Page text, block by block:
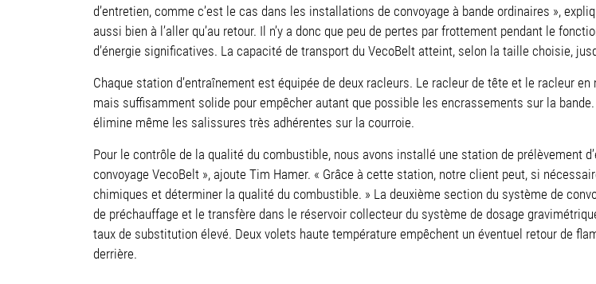
d’entretien, comme c’est le cas dans les installations de convoyage à bande ordinaires »,
aussi bien à l’aller qu’au retour. Il n’y a donc que peu de pertes par frottement pendant le
d’énergie significatives. La capacité de transport du VecoBelt atteint, selon la taille choisie,
Chaque station d’entraînement est équipée de deux racleurs. Le racleur de tête et le racleur
mais suffisamment solide pour empêcher autant que possible les encrassements sur la
élimine même les salissures très adhérentes sur la courroie.
Pour le contrôle de la qualité du combustible, nous avons installé une station de prélèvement
convoyage VecoBelt », ajoute Tim Hamer. « Grâce à cette station, notre client peut, si
chimiques et déterminer la qualité du combustible. » La deuxième section du système de
de préchauffage et le transfère dans le réservoir collecteur du système de dosage
taux de substitution élevé. Deux volets haute température empêchent un éventuel retour de
derrière.